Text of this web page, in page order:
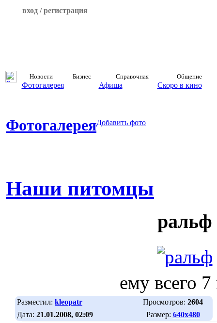
вход / регистрация
Новости Бизнес Справочная Общение
Фотогалерея Афиша Скоро в кино
ФотогалереяДобавить фото
Наши питомцы
ральф
ему всего
Разместил: kleopatr Просмотров: 2604
Дата: 21.01.2008, 02:09 Размер: 640х480